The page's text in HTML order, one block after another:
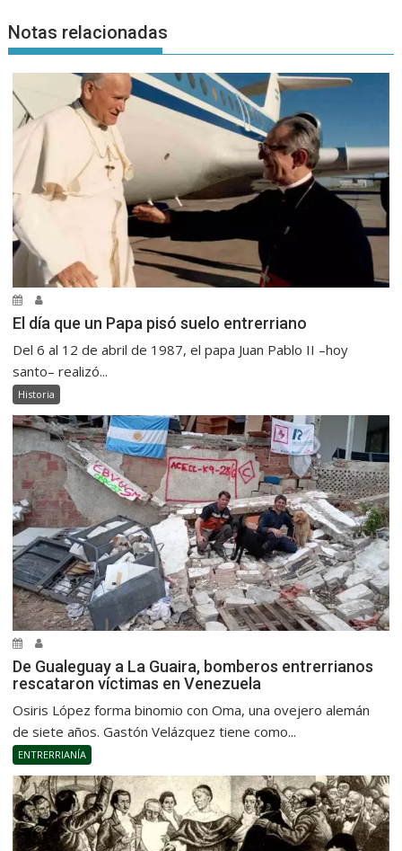
Notas relacionadas
El día que un Papa pisó suelo entrerriano
Del 6 al 12 de abril de 1987, el papa Juan Pablo II –hoy
santo– realizó...
Historia
De Gualeguay a La Guaira, bomberos entrerrianos
rescataron víctimas en Venezuela
Osiris López forma binomio con Oma, una ovejero alemán
de siete años. Gastón Velázquez tiene como...
ENTRERRIANÍA